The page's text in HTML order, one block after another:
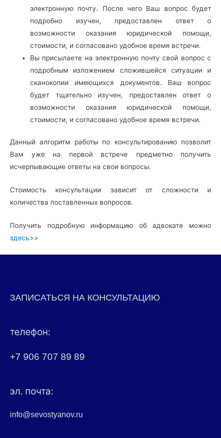
электронную почту. После чего Ваш вопрос будет
подробно изучен, предоставлен ответ о
возможности оказания юридической помощи,
стоимости, и согласовано удобное время встречи.
Вы присылаете на электронную почту свой вопрос с
подробным изложением сложившейся ситуации и
сканокопии имеющихся документов. Ваш вопрос
будет тщательно изучен, предоставлен ответ о
возможности оказания юридической помощи,
стоимости, и согласовано удобное время встречи.
Данный алгоритм работы по консультированию позволит
Вам уже на первой встрече предметно получить
исчерпывающие ответы на свои вопросы.
Стоимость консультации зависит от сложности и
количества поставленных вопросов.
Получить подробную информацию об адвокате можно
здесь>>
ЗАПИСАТЬСЯ НА КОНСУЛЬТАЦИЮ
телефон:
+7 906 707 89 89
эл. почта:
info@sevostyanov.ru